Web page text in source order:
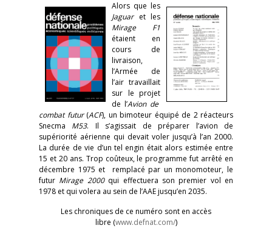
Alors que les
Jaguaret les
Mirage F1
étaient en
cours de
livraison,
l’Armée de
l’air travaillait
sur le projet
de l’Avion de
combat futur(ACF), un bimoteur équipé de 2 réacteurs
Snecma M53. Il s’agissait de préparer l’avion de
supériorité aérienne qui devait voler jusqu’à l’an 2000.
La durée de vie d’un tel engin était alors estimée entre
15 et 20 ans. Trop coûteux, le programme fut arrêté en
décembre 1975 et remplacé par un monomoteur, le
futur Mirage 2000qui effectuera son premier vol en
1978 et qui volera au sein de l’AAE jusqu’en 2035.
Les chroniques de ce numéro sont en accès
libre (www.defnat.com/)